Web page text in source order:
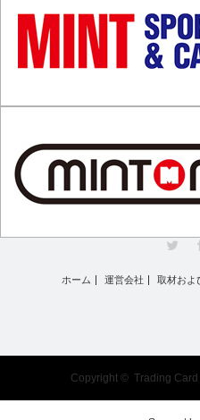
ホーム 運営会社 取材およ
Copyright © Trading Card